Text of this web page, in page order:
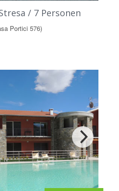
/ 7 Personen
Portici 576)